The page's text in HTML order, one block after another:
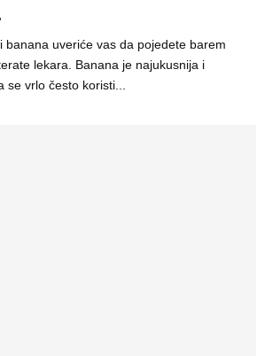
banana uveriće vas da pojedete barem
lekara. Banana je najukusnija i
se vrlo često koristi...